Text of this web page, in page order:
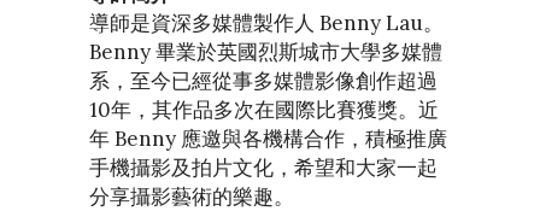
導師是資深多媒體製作人 Benny Lau。
Benny 畢業於英國烈斯城市大學多媒體
系，至今已經從事多媒體影像創作超過
10年，其作品多次在國際比賽獲獎。近
年 Benny 應邀與各機構合作，積極推廣
手機攝影及拍片文化，希望和大家一起
分享攝影藝術的樂趣。